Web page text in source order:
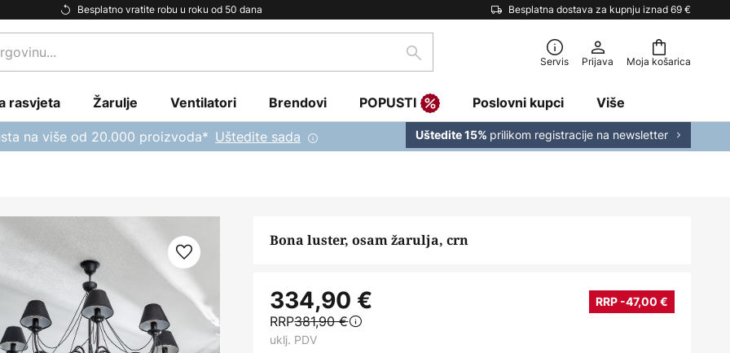
Besplatno vratite robu u roku od 50 dana Besplatna dostava za kupnju iznad 69 €
Moja košarica
traži Servis Prijava
rasvjeta Žarulje Ventilatori Brendovi POPUSTI Poslovni kupci Više
na više od 20.000 proizvoda* Uštedite sada Uštedite 15% prilikom registracije na newsletter
Bona luster, osam žarulja, crn
334,90 € RRP -47,00 €
RRP381,90 €
uklj. PDV